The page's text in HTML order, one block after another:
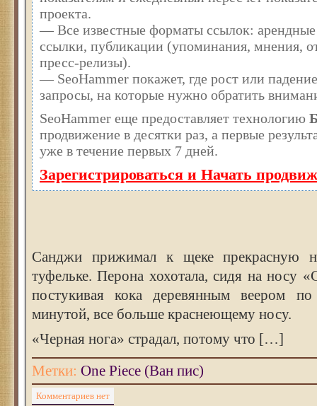
проекта.
— Все известные форматы ссылок:
ссылки, публикации (упоминания, мнения,
пресс-релизы).
— SeoHammer покажет, где рост или
запросы, на которые нужно обратить
SeoHammer еще предоставляет технологию
продвижение в десятки раз, а первые
уже в течение первых 7 дней.
Зарегистрироваться и Начать
Санджи прижимал к щеке прекрасную
туфельке. Перона хохотала, сидя на носу
постукивая кока деревянным веером
минутой, все больше краснеющему носу.
«Черная нога» страдал, потому что […]
Метки: One Piece (Ван пис)
Комментариев нет